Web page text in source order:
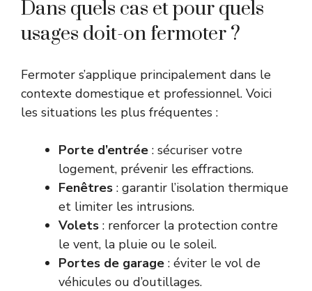
Dans quels cas et pour quels
usages doit-on fermoter ?
Fermoter s’applique principalement dans le
contexte domestique et professionnel. Voici
les situations les plus fréquentes :
Porte d’entrée : sécuriser votre
logement, prévenir les effractions.
Fenêtres : garantir l’isolation thermique
et limiter les intrusions.
Volets : renforcer la protection contre
le vent, la pluie ou le soleil.
Portes de garage : éviter le vol de
véhicules ou d’outillages.